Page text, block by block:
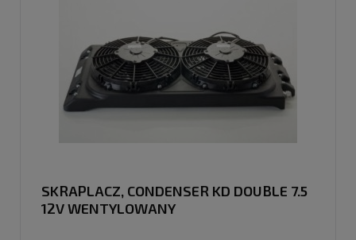
SKRAPLACZ, CONDENSER KD DOUBLE 7.5
12V WENTYLOWANY